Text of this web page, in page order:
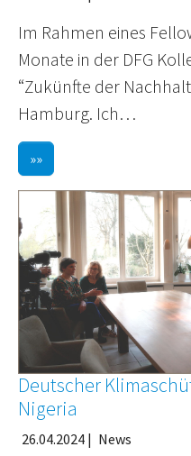
Im Rahmen eines
Monate in der DFG
“Zukünfte der
Hamburg. Ich…
»»
Deutscher
Nigeria
26.04.2024 | News